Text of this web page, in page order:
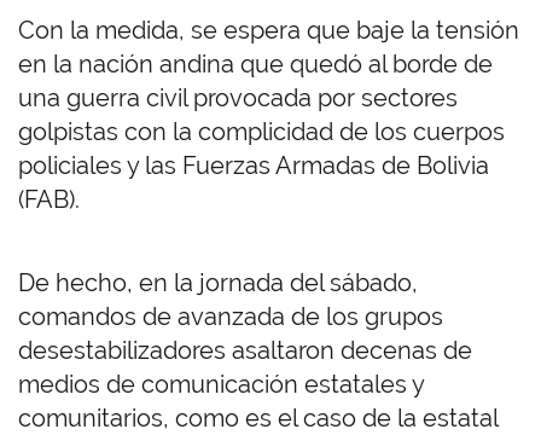
Con la medida, se espera que baje la tensión
en la nación andina que quedó al borde de
una guerra civil provocada por sectores
golpistas con la complicidad de los cuerpos
policiales y las Fuerzas Armadas de Bolivia
(FAB).
De hecho, en la jornada del sábado,
comandos de avanzada de los grupos
desestabilizadores asaltaron decenas de
medios de comunicación estatales y
comunitarios, como es el caso de la estatal